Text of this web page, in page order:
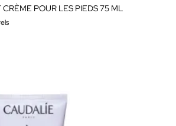
POUR LES PIEDS 75 ML